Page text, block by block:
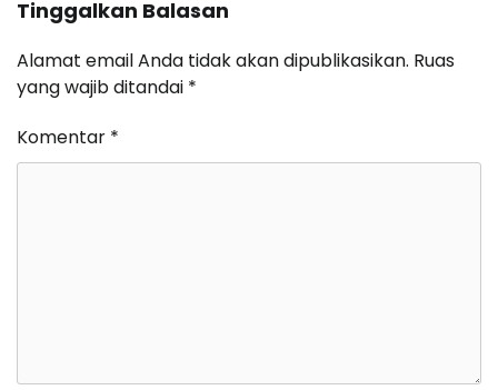
Tinggalkan Balasan
Alamat email Anda tidak akan dipublikasikan. Ruas
yang wajib ditandai *
Komentar *